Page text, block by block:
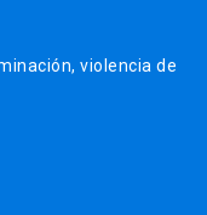
violencia de